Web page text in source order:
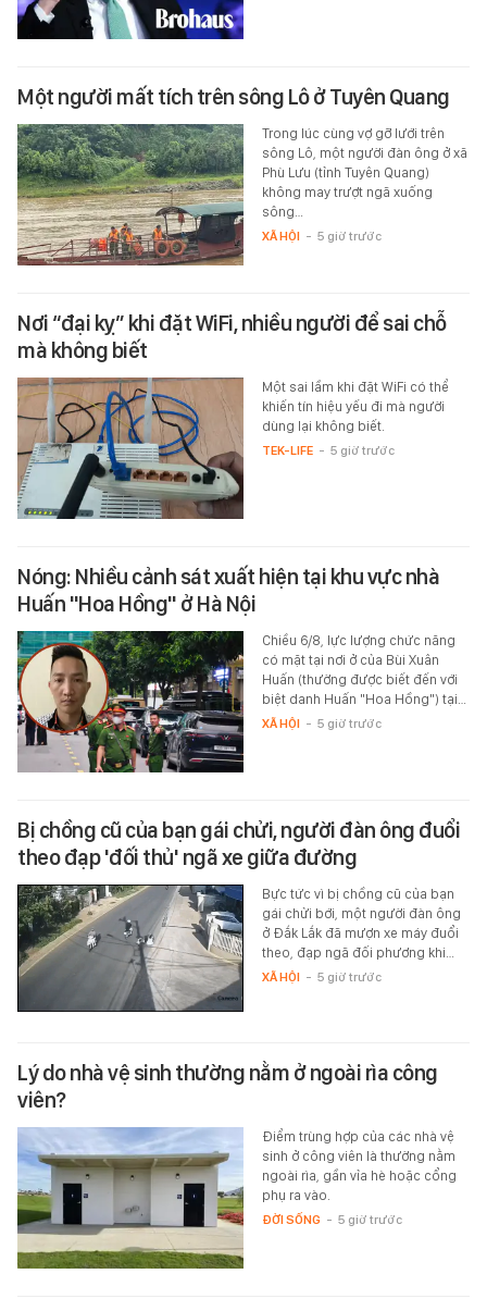
Một người mất tích trên sông Lô ở Tuyên Quang
Trong lúc cùng vợ gỡ lưới trên
sông Lô, một người đàn ông ở xã
Phù Lưu (tỉnh Tuyên Quang)
không may trượt ngã xuống
sông…
XÃ HỘI - 5 giờ trước
Nơi “đại kỵ” khi đặt WiFi, nhiều người để sai chỗ
mà không biết
Một sai lầm khi đặt WiFi có thể
khiến tín hiệu yếu đi mà người
dùng lại không biết.
TEK-LIFE - 5 giờ trước
Nóng: Nhiều cảnh sát xuất hiện tại khu vực nhà
Huấn "Hoa Hồng" ở Hà Nội
Chiều 6/8, lực lượng chức năng
có mặt tại nơi ở của Bùi Xuân
Huấn (thường được biết đến với
biệt danh Huấn "Hoa Hồng") tại…
XÃ HỘI - 5 giờ trước
Bị chồng cũ của bạn gái chửi, người đàn ông đuổi
theo đạp 'đối thủ' ngã xe giữa đường
Bực tức vì bị chồng cũ của bạn
gái chửi bới, một người đàn ông
ở Đắk Lắk đã mượn xe máy đuổi
theo, đạp ngã đối phương khi…
XÃ HỘI - 5 giờ trước
Lý do nhà vệ sinh thường nằm ở ngoài rìa công
viên?
Điểm trùng hợp của các nhà vệ
sinh ở công viên là thường nằm
ngoài rìa, gần vỉa hè hoặc cổng
phụ ra vào.
ĐỜI SỐNG - 5 giờ trước